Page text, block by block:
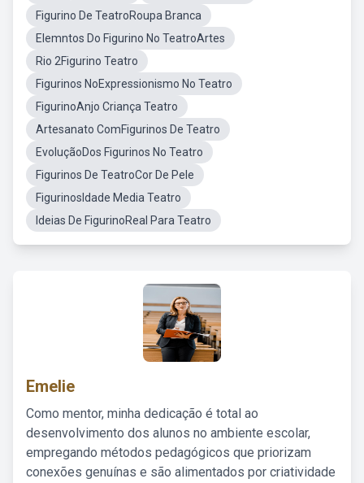
Figurino De TeatroRoupa Branca
Elemntos Do Figurino No TeatroArtes
Rio 2Figurino Teatro
Figurinos NoExpressionismo No Teatro
FigurinoAnjo Criança Teatro
Artesanato ComFigurinos De Teatro
EvoluçãoDos Figurinos No Teatro
Figurinos De TeatroCor De Pele
FigurinosIdade Media Teatro
Ideias De FigurinoReal Para Teatro
Emelie
Como mentor, minha dedicação é total ao
desenvolvimento dos alunos no ambiente escolar,
empregando métodos pedagógicos que priorizam
conexões genuínas e são alimentados por criatividade